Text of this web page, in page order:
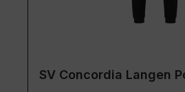
SV Concordia Langen